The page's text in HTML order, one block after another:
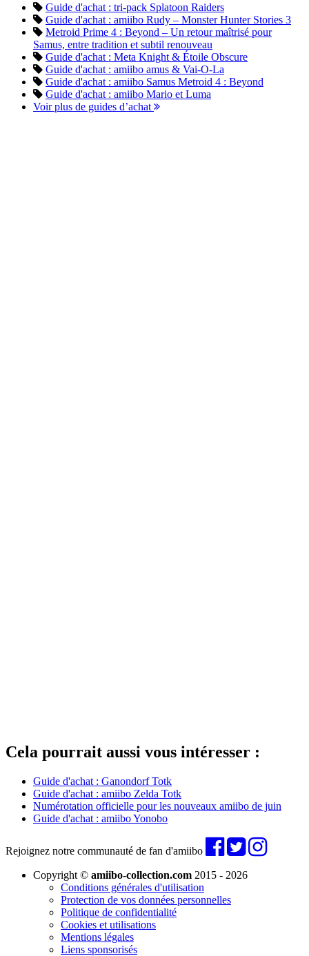
Guide d'achat : tri-pack Splatoon Raiders
Guide d'achat : amiibo Rudy – Monster Hunter Stories 3
Metroid Prime 4 : Beyond – Un retour maîtrisé pour
Samus, entre tradition et subtil renouveau
Guide d'achat : Meta Knight & Étoile Obscure
Guide d'achat : amiibo amus & Vai-O-La
Guide d'achat : amiibo Samus Metroid 4 : Beyond
Guide d'achat : amiibo Mario et Luma
Voir plus de guides d’achat
Cela pourrait aussi vous intéresser :
Guide d'achat : Ganondorf Totk
Guide d'achat : amiibo Zelda Totk
Numérotation officielle pour les nouveaux amiibo de juin
Guide d'achat : amiibo Yonobo
Rejoignez notre communauté de fan d'amiibo
Copyright © amiibo-collection.com 2015 - 2026
Conditions générales d'utilisation
Protection de vos données personnelles
Politique de confidentialité
Cookies et utilisations
Mentions légales
Liens sponsorisés